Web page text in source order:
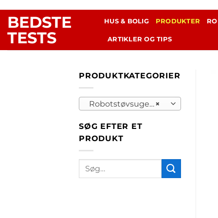
indhold
BEDSTE
TESTS
HUS & BOLIG PRODUKTER
ARTIKLER OG TIPS
PRODUKTKATEGORIER
×
Robotstøvsugere (148)
SØG EFTER ET
PRODUKT